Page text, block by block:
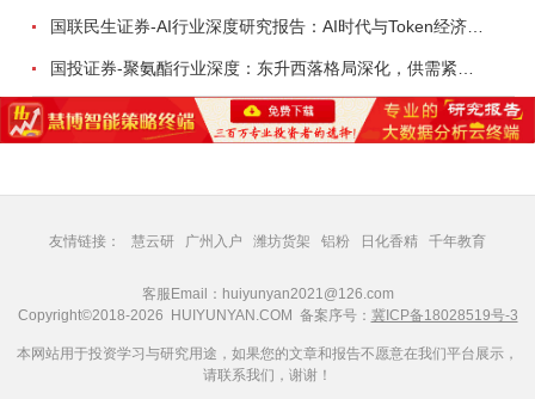
国联民生证券-AI行业深度研究报告：AI时代与Token经济，从技术符号到数字石油-260801
友情链接： 慧云研 广州入户 潍坊货架 铝粉 日化香精 千年教育
客服Email：huiyunyan2021@126.com
Copyright©2018-2026 HUIYUNYAN.COM 备案序号： 冀ICP备18028519号-3
本网站用于投资学习与研究用途，如果您的文章和报告不愿意在我们平台展示，
请联系我们，谢谢！